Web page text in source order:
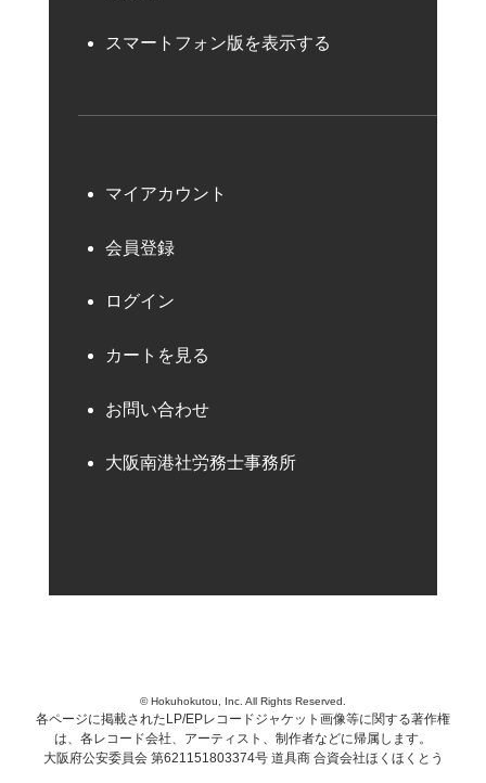
スマートフォン版を表示する
マイアカウント
会員登録
ログイン
カートを見る
お問い合わせ
大阪南港社労務士事務所
© Hokuhokutou, Inc. All Rights Reserved.
各ページに掲載されたLP/EPレコードジャケット画像等に関する著作権
は、各レコード会社、アーティスト、制作者などに帰属します。
大阪府公安委員会 第621151803374号 道具商 合資会社ほくほくとう